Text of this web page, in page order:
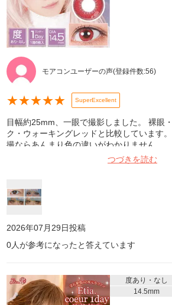
モアコンユーザーの声(登録件数:56)
★★★★★ SuperExcellent
目幅約25mm、一眼で撮影しました。 裸眼
ク・ウォーキングレッドと比較しています
撮ならあんまり色の違いがわかりません。
つづきを読む
2026年07月29日投稿
0人が参考になったと答えています
度あり・なし
14.5mm